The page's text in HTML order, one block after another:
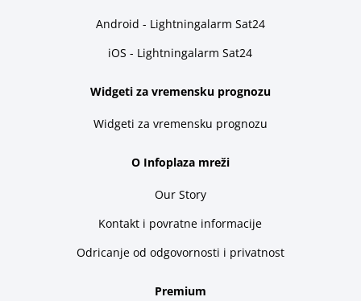
Android - Lightningalarm Sat24
iOS - Lightningalarm Sat24
Widgeti za vremensku prognozu
Widgeti za vremensku prognozu
O Infoplaza mreži
Our Story
Kontakt i povratne informacije
Odricanje od odgovornosti i privatnost
Premium